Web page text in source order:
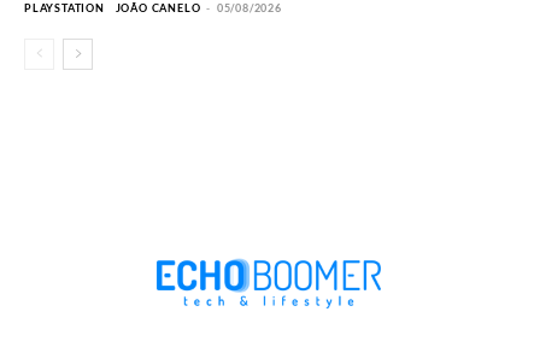
PLAYSTATION JOÃO CANELO - 05/08/2026